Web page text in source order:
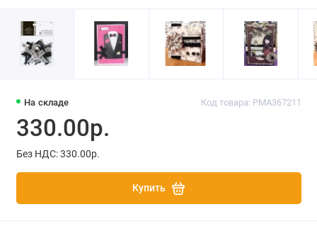
На складе Код товара: PMA367211
330.00р.
Без НДС: 330.00р.
Купить